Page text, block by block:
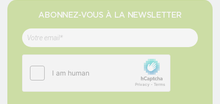
ABONNEZ-VOUS À LA NEWSLETTER